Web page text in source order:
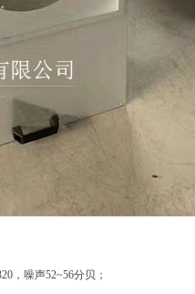
，噪声52~56分贝；